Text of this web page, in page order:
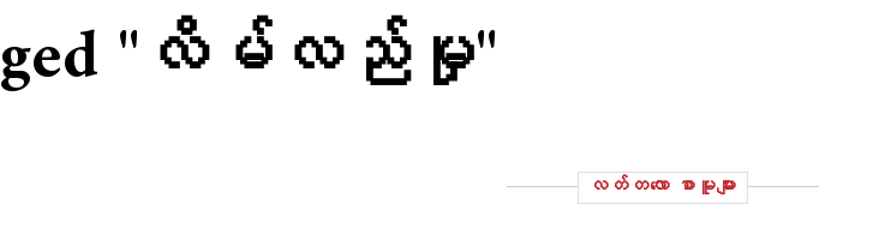
"လိမ်လည်မှု"
လတ်တ‌လော စာမူများ